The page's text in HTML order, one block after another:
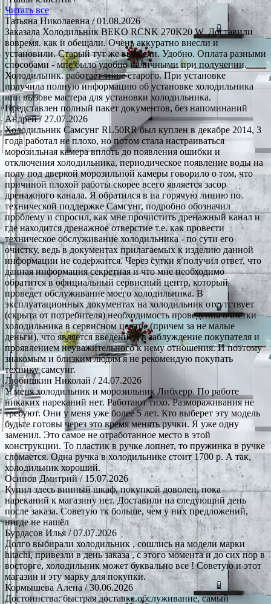
Читать все
Татьяна Николаевна/ 01.08.2026
Заказала Холодильник BEKO RCNK 270K20 W. Доставили
вовремя. как и обещали. Очень аккуратно внесли и
установили. Старый тут же вынесли. Удобно. Оплата разными
способами - мне было удобно наличными при получении.
Холодильник. работает тише старого. При установке
получила полную информацию об установке холодильника
или вызове мастера для установки холодильника.
Представлен полный пакет документов, без напоминаний
Андрей/ 27.07.2026
Холодильник Самсунг RL50RR был куплен в декабре 2014, 3
года работал не плохо, но потом стала настраиваться
морозильная камера вплоть до появления ошибки и
отключения холодильника, периодическое появление воды на
полу под дверкой морозильной камеры говорило о том, что
причиной плохой работы скорее всего является засор
дренажного канала. Я обратился в на горячую линию по
технической поддержке Самсунг, подробно обозначил
проблему и спросил, как мне прочистить дренажный канал и
где находится дренажное отверстие т.е. как провести
техническое обслуживание холодильника - по сути его
очистку, ведь в документах прилагаемых к изделию данной
информации не содержится. Через сутки я получил ответ, что
данная информация секретная и что мне необходимо
обратится в официальный сервисный центр, который
проведет обслуживание моего холодильника. В
эксплуатационных документах на холодильник отсутствует
(скрыта от потребителя) необходимость проведения очистки
холодильника в сервисном центре (причем за не малые
деньги), что является введением в заблуждение покупателя и
проявлением неуважительного к нему отношения. И поэтому
знакомым и близким людям я не рекомендую покупать
технику самсунг.
Любишкин Николай / 24.07.2026
У меня холодильник и морозильник Либхерр. По работе
никаких нареканий нет. Работают тихо. Размораживания не
требуют. Они у меня уже более 5 лет. Кто выберет эту модель
будьте готовы через это время менять ручки. Я уже одну
заменил. Это самое не отработанное место в этой
конструкции. То пластик в ручке лопнет, то пружинка в ручке
сломается. Одна ручка в холодильнике стоит 1700 р. А так,
холодильник хороший.
Осипов Дмитрий/ 15.07.2026
Купил здесь винный шкаф, покупкой доволен, пока
нареканий к магазину нет. Доставили на следующий день
после заказа. Советую тк больше, чем у них предложений,
нигде не нашёл
Бурдасов Илья/ 07.07.2026
Долго выбирали холодильник , сошлись на модели марки
hitachi, привезли в день заказа , с этого момента и до сих пор в
восторге, холодильник может буквально все ! Советую и этот
магазин и эту марку для покупки.
Кормышева Алена / 30.06.2026
Достоинства: быстрая доставка.обслуживание, самый